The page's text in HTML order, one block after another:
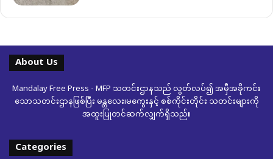
About Us
Mandalay Free Press - MFP သတင်းဌာနသည် လွတ်လပ်၍ အမှီအခိုကင်း
သောသတင်းဌာနဖြစ်ပြီး မန္တလေး၊မကွေးနှင့် စစ်ကိုင်းတိုင်း သတင်းများကို
အထူးပြုတင်ဆက်လျှက်ရှိသည်။
Categories